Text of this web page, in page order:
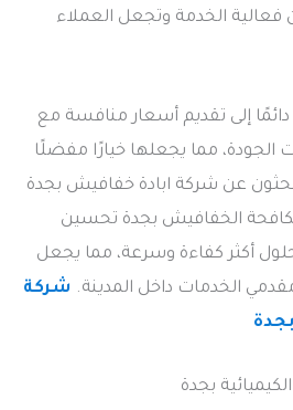
فعالية الخدمة وتجعل العملاء
إلى تقديم أسعار منافسة مع
مما يجعلها خيارًا مفضلًا
عن شركة ابادة خفافيش بجدة
الخفافيش بجدة تحسين
أكثر كفاءة وسرعة، مما يجعل
الخدمات داخل المدينة. شركة
بجدة